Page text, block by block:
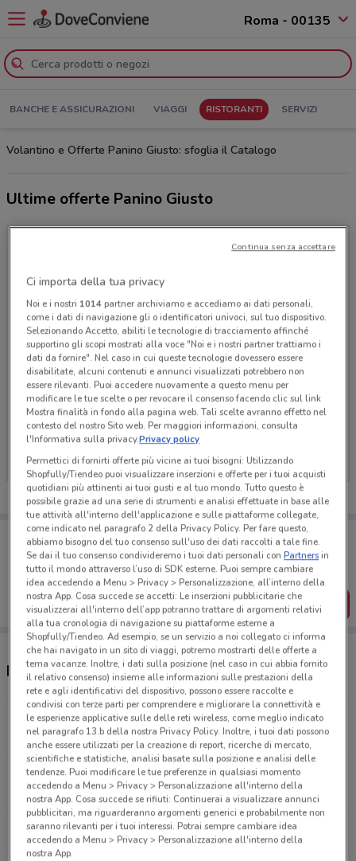
Roma - 00135
BANCHE E ASSICURAZIONI VIAGGI RISTORANTI SERVIZI
Volantino e Offerte Panino Giusto: sfoglia il Catalogo
Ultime offerte Panino Giusto
Ci dispiace, al momento non abbiamo pubblicato
volantini nella tua zona. Riprova più tardi.
Porta DoveConviene sempre con te!
Puoi trovare le migliori offerte dei negozi vicino a te,
salvarle e creare la tua lista del risparmio, comodamente
dal tuo cellulare.
SCARICA L’APP
Negozi Panino Giusto nelle vicinanze
Piazza Cavour, 17 Roma
3.2 km
Viale dell’Oceano Pacifico, 83 Roma
12.9 km
CHIUSO
Tutti i negozi Panino Giusto
Ci importa della tua privacy
Noi e i nostri 1014partner archiviamo e accediamo ai dati personali,
come i dati di navigazione gli o identificatori univoci, sul tuo dispositivo.
Selezionando Accetto, abiliti le tecnologie di tracciamento affinché
supportino gli scopi mostrati alla voce "Noi e i nostri partner trattiamo i
dati da fornire". Nel caso in cui queste tecnologie dovessero essere
disabilitate, alcuni contenuti e annunci visualizzati potrebbero non
essere rilevanti. Puoi accedere nuovamente a questo menu per
modificare le tue scelte o per revocare il consenso facendo clic sul link
Mostra finalità in fondo alla pagina web. Tali scelte avranno effetto nel
contesto del nostro Sito web. Per maggiori informazioni, consulta
l'Informativa sulla privacy.Privacy policy
Permettici di fornirti offerte più vicine ai tuoi bisogni: Utilizzando
Shopfully/Tiendeo puoi visualizzare inserzioni e offerte per i tuoi acquisti
quotidiani più attinenti ai tuoi gusti e al tuo mondo. Tutto questo è
possibile grazie ad una serie di strumenti e analisi effettuate in base alle
tue attività all'interno dell'applicazione e sulle piattaforme collegate,
come indicato nel paragrafo 2 della Privacy Policy. Per fare questo,
abbiamo bisogno del tuo consenso sull'uso dei dati raccolti a tale fine.
Se dai il tuo consenso condivideremo i tuoi dati personali conPartnersin
tutto il mondo attraverso l’uso di SDK esterne. Puoi sempre cambiare
idea accedendo a Menu > Privacy > Personalizzazione, all’interno della
nostra App. Cosa succede se accetti: Le inserzioni pubblicitarie che
visualizzerai all'interno dell’app potranno trattare di argomenti relativi
alla tua cronologia di navigazione su piattaforme esterne a
Shopfully/Tiendeo. Ad esempio, se un servizio a noi collegato ci informa
che hai navigato in un sito di viaggi, potremo mostrarti delle offerte a
tema vacanze. Inoltre, i dati sulla posizione (nel caso in cui abbia fornito
il relativo consenso) insieme alle informazioni sulle prestazioni della
rete e agli identificativi del dispositivo, possono essere raccolte e
condivisi con terze parti per comprendere e migliorare la connettività e
le esperienze applicative sulle delle reti wireless, come meglio indicato
nel paragrafo 13.b della nostra Privacy Policy. Inoltre, i tuoi dati possono
anche essere utilizzati per la creazione di report, ricerche di mercato,
scientifiche e statistiche, analisi basate sulla posizione e analisi delle
tendenze. Puoi modificare le tue preferenze in qualsiasi momento
accedendo a Menu > Privacy > Personalizzazione all'interno della
nostra App. Cosa succede se rifiuti: Continuerai a visualizzare annunci
pubblicitari, ma riguarderanno argomenti generici e probabilmente non
saranno rilevanti per i tuoi interessi. Potrai sempre cambiare idea
accedendo a Menu > Privacy > Personalizzazione all'interno della
nostra App.
Continua senza accettare